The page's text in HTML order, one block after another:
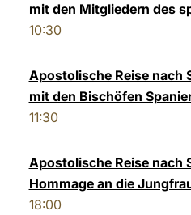
mit den Mitgliedern des
10:30
Apostolische Reise nach
mit den Bischöfen
11:30
Apostolische Reise nach
Hommage an die
18:00